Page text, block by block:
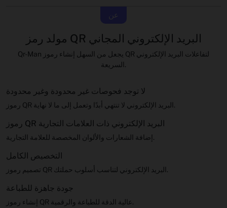
عن
مولد رمز QR البريد الإلكتروني المجاني
Qr-Man يجعل من السهل إنشاء رموز QR لتفاعلات البريد الإلكتروني
لا توجد فحوصات غير محدودة وغير محدودة
رموز QR البريد الإلكتروني ذات العلامات التجارية
التخصيص الكامل
جودة جاهزة للطباعة